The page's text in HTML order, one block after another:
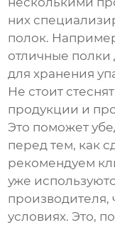
них
полок.
отличные полки
для хранения
Не стоит
продукции и
Это поможет
перед тем, как
рекомендуем
уже
производителя,
условиях. Это,